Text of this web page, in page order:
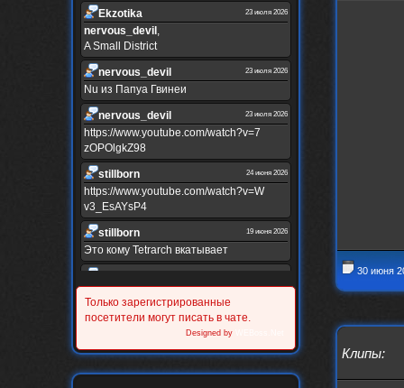
Ekzotika 23 июля 2026
nеrvous_dеvil ,
A Small District
nеrvous_dеvil 23 июля 2026
Nu из Папуа Гвинеи
nеrvous_dеvil 23 июля 2026
https://www.youtube.com/watch?v=7
zOPOlgkZ98
stillborn 24 июня 2026
https://www.youtube.com/watch?v=W
v3_EsAYsP4
stillborn 19 июня 2026
Это кому Tetrarch вкатывает
XINRQPkrkA
https://www.youtube.com/watch?v=z
UVvJjZIu_U
Только зарегистрированные
посетители могут писать в чате.
Designed by
30 июня
Клипы: